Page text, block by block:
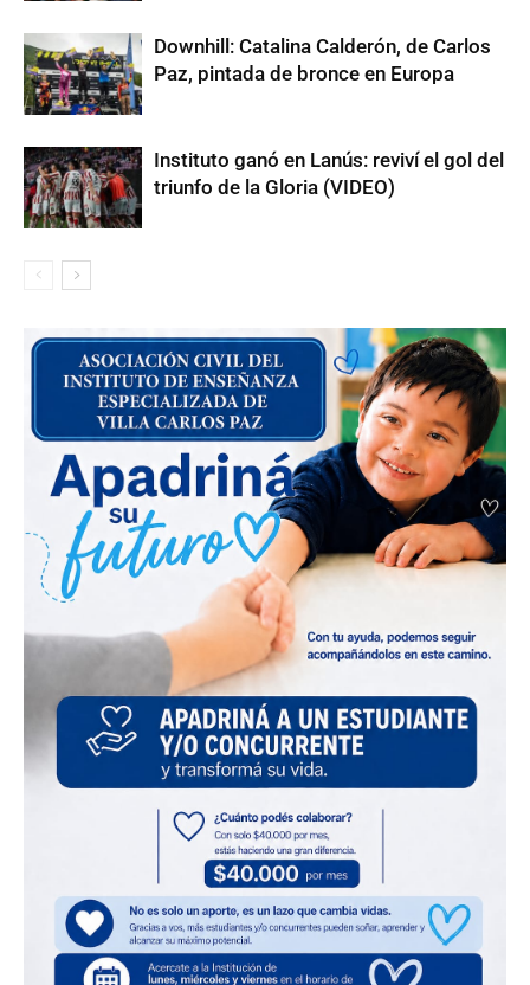
Downhill: Catalina Calderón, de Carlos
Paz, pintada de bronce en Europa
Instituto ganó en Lanús: reviví el gol del
triunfo de la Gloria (VIDEO)